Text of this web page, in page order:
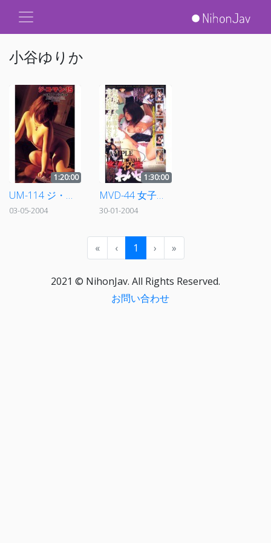
小谷ゆりか
1:20:00
UM-114 ジ・コ・マ・ン・15
03-05-2004
1:30:00
MVD-44 女子校生強制わいせつ 34
30-01-2004
« ‹ 1 › »
2021 © NihonJav. All Rights Reserved.
お問い合わせ